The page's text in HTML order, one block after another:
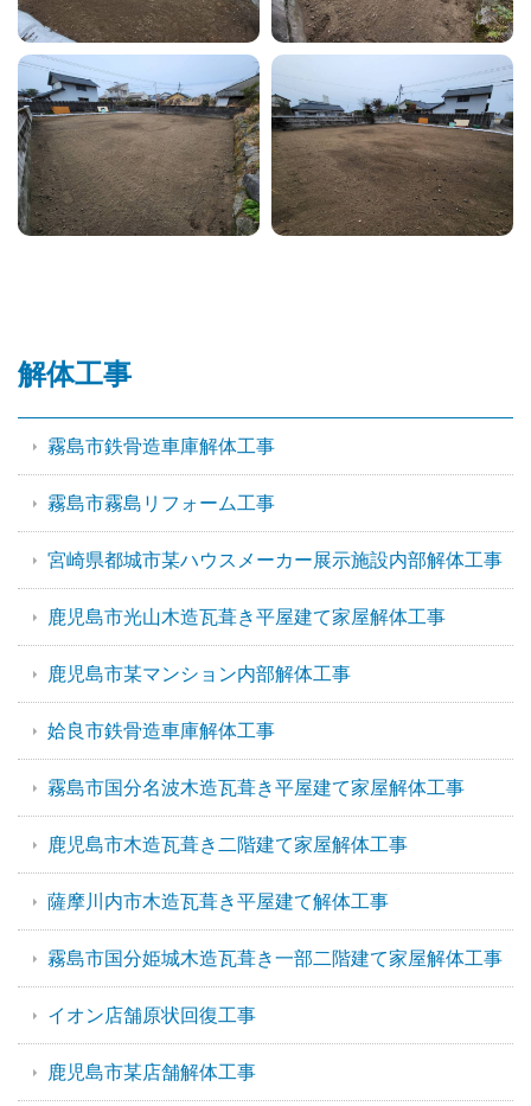
解体工事
霧島市鉄骨造車庫解体工事
霧島市霧島リフォーム工事
宮崎県都城市某ハウスメーカー展示施設内部解体工事
鹿児島市光山木造瓦葺き平屋建て家屋解体工事
鹿児島市某マンション内部解体工事
姶良市鉄骨造車庫解体工事
霧島市国分名波木造瓦葺き平屋建て家屋解体工事
鹿児島市木造瓦葺き二階建て家屋解体工事
薩摩川内市木造瓦葺き平屋建て解体工事
霧島市国分姫城木造瓦葺き一部二階建て家屋解体工事
イオン店舗原状回復工事
鹿児島市某店舗解体工事